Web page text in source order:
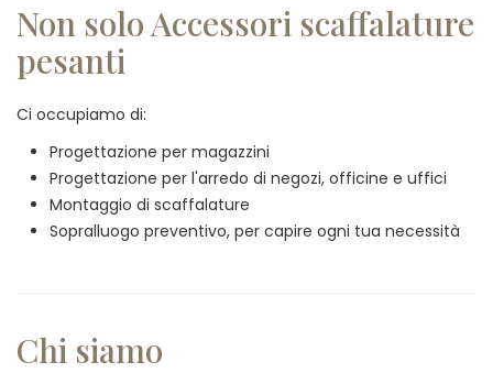
Non solo Accessori scaffalature
pesanti
Ci occupiamo di:
Progettazione per magazzini
Progettazione per l'arredo di negozi, officine e uffici
Montaggio di scaffalature
Sopralluogo preventivo, per capire ogni tua necessità
Chi siamo